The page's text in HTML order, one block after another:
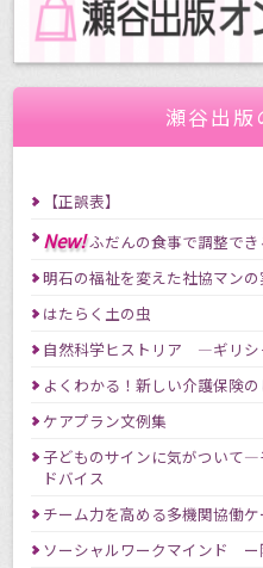
瀬谷出版
【正誤表】
New!ふだんの食事で調整で
明石の福祉を変えた社協マン
はたらく土の虫
自然科学ヒストリア ―ギリシ
よくわかる！新しい介護保険
ケアプラン文例集
子どものサインに気がついて
ドバイス
チーム力を高める多機関協働
ソーシャルワークマインド ー